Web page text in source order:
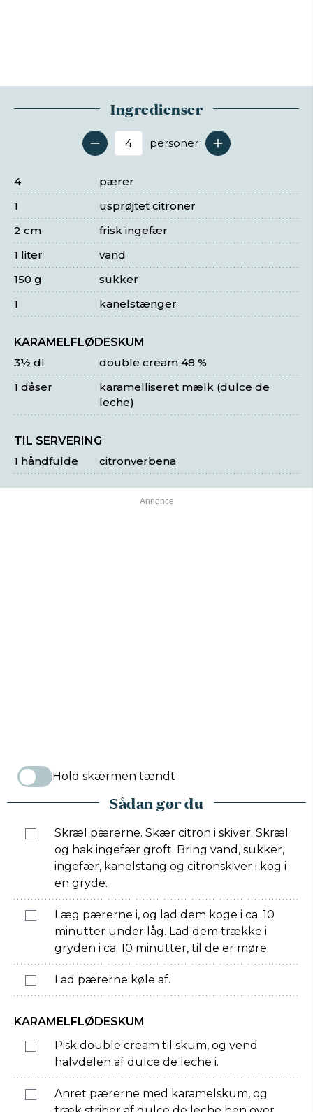
Ingredienser
Antal serveringer
personer
pærer
4
usprøjtet citroner
1
frisk ingefær
2 cm
vand
1 liter
sukker
150 g
kanelstænger
1
KARAMELFLØDESKUM
double cream 48 %
3½ dl
karamelliseret mælk (dulce de
leche)
1 dåser
TIL SERVERING
citronverbena
1 håndfulde
Hold skærmen tændt
Sådan gør du
Skræl pærerne. Skær citron i skiver. Skræl
og hak ingefær groft. Bring vand, sukker,
ingefær, kanelstang og citronskiver i kog i
en gryde.
Læg pærerne i, og lad dem koge i ca. 10
minutter under låg. Lad dem trække i
gryden i ca. 10 minutter, til de er møre.
Lad pærerne køle af.
KARAMELFLØDESKUM
Pisk double cream til skum, og vend
halvdelen af dulce de leche i.
Anret pærerne med karamelskum, og